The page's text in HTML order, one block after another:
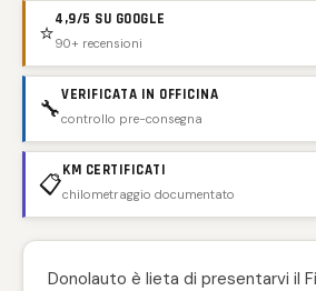
⭐4,9/5 SU GOOGLE
90+ recensioni
🔧VERIFICATA IN OFFICINA
controllo pre-consegna
📋KM CERTIFICATI
chilometraggio documentato
Donolauto è lieta di presentarvi il